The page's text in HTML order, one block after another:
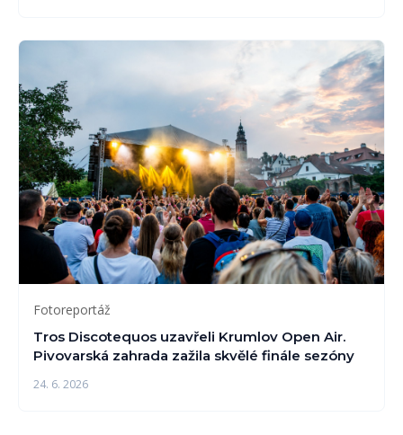
Fotoreportáž
Tros Discotequos uzavřeli Krumlov Open Air.
Pivovarská zahrada zažila skvělé finále sezóny
24. 6. 2026